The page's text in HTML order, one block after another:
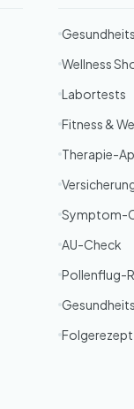
Wellness
Labortests
Fitness &
Therapie-
Symptom-
AU-Check
Pollenflug-